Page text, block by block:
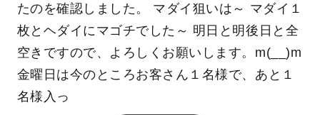
たのを確認しました。 マダイ狙いは～ マダイ１
枚とヘダイにマゴチでした～ 明日と明後日と全
空きですので、よろしくお願いします。m(__)m
金曜日は今のところお客さん１名様で、あと１
名様入っ